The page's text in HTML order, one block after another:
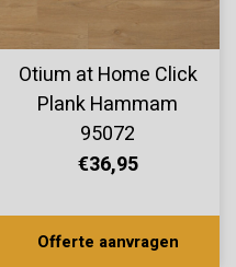
Otium at Home Click
Plank Hammam
95072
€36,95
Offerte aanvragen